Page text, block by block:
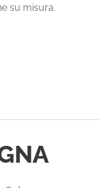
su misura.